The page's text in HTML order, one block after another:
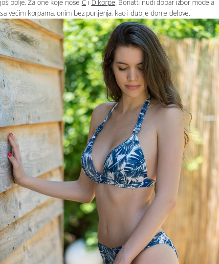
još bolje. Za one koje nose C i D korpe, Bonatti nudi dobar izbor modela
sa većim korpama, onim bez punjenja, kao i dublje donje delove.